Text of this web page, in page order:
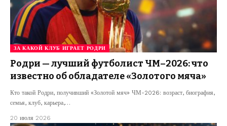
ЗА КАКОЙ КЛУБ ИГРАЕТ РОДРИ
Родри — лучший футболист ЧМ–2026: что
известно об обладателе «Золотого мяча»
Кто такой Родри, получивший «Золотой мяч» ЧМ-2026: возраст, биография,
семья, клуб, карьера,…
20 июля 2026